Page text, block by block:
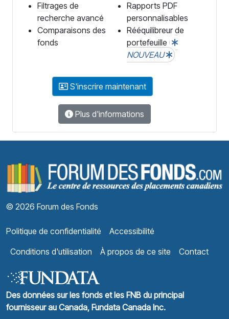
Filtrages de
recherche avancé
Comparaisons des
fonds
Rapports PDF
personnalisables
Rééquilibreur de
portefeuille
NOUVEAU
S'inscrire maintenant
Plus d'informations
© 2026 Forum des Fonds
Politique de confidentialité
Accessibilité
Conditions d'utilisation
À propos de ce site Contact
Des données sur les fonds et les FNB du principal
fournisseur au Canada, Fundata Canada Inc.